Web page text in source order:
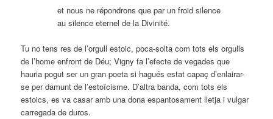
et nous ne répondrons que par un froid silence
au silence eternel de la Divinité.
Tu no tens res de l’orgull estoic, poca-solta com tots els orgulls
de l’home enfront de Déu; Vigny fa l’efecte de vegades que
hauria pogut ser un gran poeta si hagués estat capaç d’enlairar-
se per damunt de l’estoïcisme. D’altra banda, com tots els
estoics, es va casar amb una dona espantosament lletja i vulgar
carregada de duros.